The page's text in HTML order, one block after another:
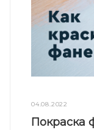
04.08.2022
Покраска